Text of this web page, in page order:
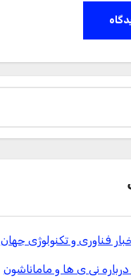
فناوری و تکنولوژی جهان
نی ی ها و ماماناشون